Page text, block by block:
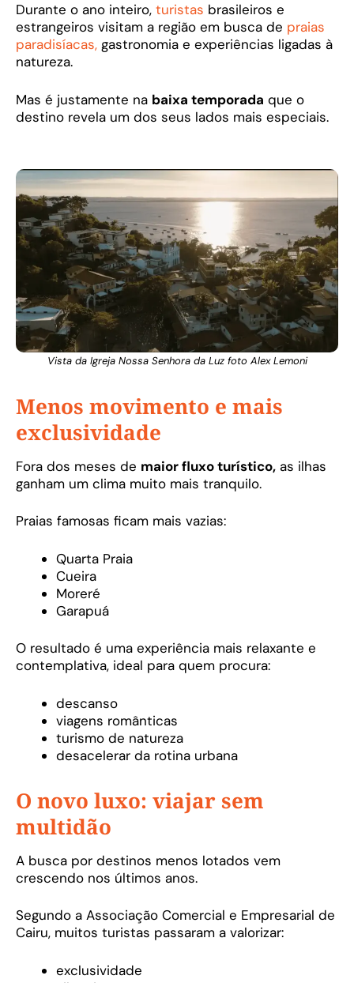
Durante o ano inteiro, turistas brasileiros e
estrangeiros visitam a região em busca de praias
paradisíacas, gastronomia e experiências ligadas à
natureza.
Mas é justamente na baixa temporada que o
destino revela um dos seus lados mais especiais.
Vista da Igreja Nossa Senhora da Luz foto Alex Lemoni
Menos movimento e mais
exclusividade
Fora dos meses de maior fluxo turístico, as ilhas
ganham um clima muito mais tranquilo.
Praias famosas ficam mais vazias:
Quarta Praia
Cueira
Moreré
Garapuá
O resultado é uma experiência mais relaxante e
contemplativa, ideal para quem procura:
descanso
viagens românticas
turismo de natureza
desacelerar da rotina urbana
O novo luxo: viajar sem
multidão
A busca por destinos menos lotados vem
crescendo nos últimos anos.
Segundo a Associação Comercial e Empresarial de
Cairu, muitos turistas passaram a valorizar:
exclusividade